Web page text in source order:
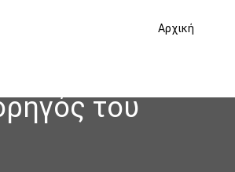
Αρχική
του